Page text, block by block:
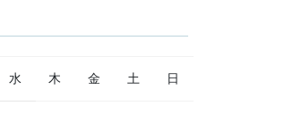
水 木 金 土 日